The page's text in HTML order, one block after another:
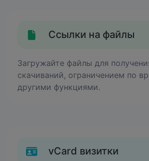
Ссылки на файлы
Загружайте файлы для
скачиваний, ограничением по
другими функциями.
vCard визитки